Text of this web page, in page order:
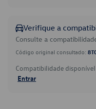
Verifique a
Consulte a
Código original consultado:
Compatibilidade
Entrar